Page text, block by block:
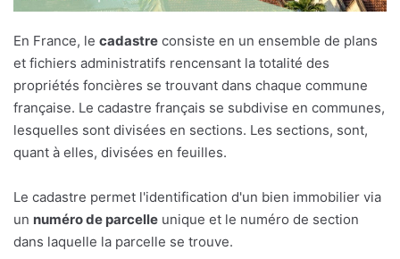
En France, le cadastre consiste en un ensemble de plans
et fichiers administratifs rencensant la totalité des
propriétés foncières se trouvant dans chaque commune
française. Le cadastre français se subdivise en communes,
lesquelles sont divisées en sections. Les sections, sont,
quant à elles, divisées en feuilles.
Le cadastre permet l'identification d'un bien immobilier via
un numéro de parcelle unique et le numéro de section
dans laquelle la parcelle se trouve.